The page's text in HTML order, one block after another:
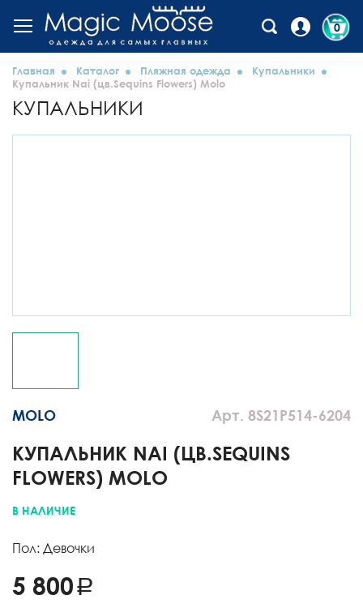
0
Главная Каталог Пляжная одежда
Купальники
Купальник Nai (цв.Sequins Flowers) Molo
КУПАЛЬНИКИ
Арт. 8S21P514-6204
MOLO
КУПАЛЬНИК NAI (ЦВ.SEQUINS
FLOWERS) MOLO
В НАЛИЧИЕ
Пол: Девочки
5 800